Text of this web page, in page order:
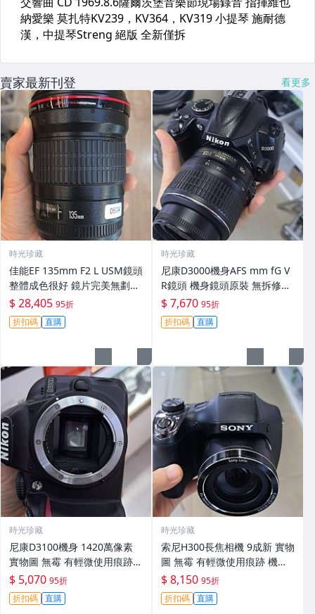
賣家最新刊登 看更多
時光珍藏
佳能EF 135mm F2 L USM鏡頭
整體成色很好 鏡片完美無劃痕
功能一切正常 無拆修無-3430
$ 28,405 95折
折扣碼 直購
時光珍藏
尼康D3000機身AFS mm fG V
R鏡頭 機身鏡頭原裝 無拆修無
翻新 有輕微使用痕跡 鏡頭-34
30
$ 7,670 95折
折扣碼 直購
時光珍藏
尼康D3100機身 1420萬像素
實物圖 無霉 有輕微使用痕跡
機身原裝 無拆修無翻新 臨-34
3
$ 5,070 95折
折扣碼 直購
時光珍藏
索尼H300長焦相機 9成新 實物
圖 無霉 有輕微使用痕跡 機身
鏡頭原裝 無拆修無翻新-3430
$ 8,150 95折
折扣碼 直購